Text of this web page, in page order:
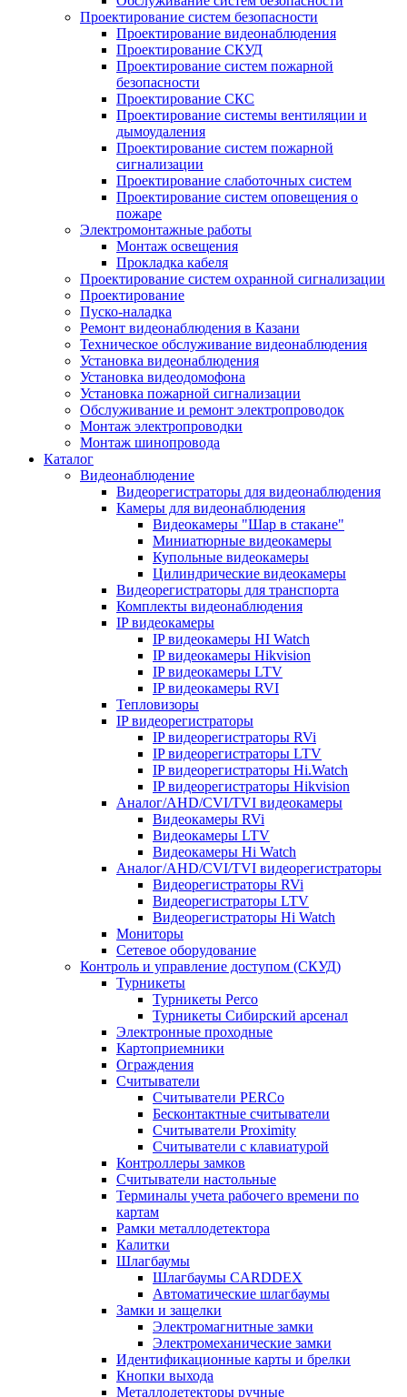
Проектирование систем безопасности
Проектирование видеонаблюдения
Проектирование СКУД
Проектирование систем пожарной
безопасности
Проектирование СКС
Проектирование системы вентиляции и
дымоудаления
Проектирование систем пожарной
сигнализации
Проектирование слаботочных систем
Проектирование систем оповещения о
пожаре
Электромонтажные работы
Монтаж освещения
Прокладка кабеля
Проектирование систем охранной сигнализации
Проектирование
Пуско-наладка
Ремонт видеонаблюдения в Казани
Техническое обслуживание видеонаблюдения
Установка видеонаблюдения
Установка видеодомофона
Установка пожарной сигнализации
Обслуживание и ремонт электропроводок
Монтаж электропроводки
Монтаж шинопровода
Каталог
Видеонаблюдение
Видеорегистраторы для видеонаблюдения
Камеры для видеонаблюдения
Видеокамеры "Шар в стакане"
Миниатюрные видеокамеры
Купольные видеокамеры
Цилиндрические видеокамеры
Видеорегистраторы для транспорта
Комплекты видеонаблюдения
IP видеокамеры
IP видеокамеры HI Watch
IP видеокамеры Hikvision
IP видеокамеры LTV
IP видеокамеры RVI
Тепловизоры
IP видеорегистраторы
IP видеорегистраторы RVi
IP видеорегистраторы LTV
IP видеорегистраторы Hi.Watch
IP видеорегистраторы Hikvision
Аналог/AHD/CVI/TVI видеокамеры
Видеокамеры RVi
Видеокамеры LTV
Видеокамеры Hi Watch
Аналог/AHD/CVI/TVI видеорегистраторы
Видеорегистраторы RVi
Видеорегистраторы LTV
Видеорегистраторы Hi Watch
Мониторы
Сетевое оборудование
Контроль и управление доступом (СКУД)
Турникеты
Турникеты Perco
Турникеты Сибирский арсенал
Электронные проходные
Картоприемники
Ограждения
Считыватели
Считыватели PERCo
Бесконтактные считыватели
Считыватели Proximity
Считыватели с клавиатурой
Контроллеры замков
Считыватели настольные
Терминалы учета рабочего времени по
картам
Рамки металлодетектора
Калитки
Шлагбаумы
Шлагбаумы CARDDEX
Автоматические шлагбаумы
Замки и защелки
Электромагнитные замки
Электромеханические замки
Идентификационные карты и брелки
Кнопки выхода
Металлодетекторы ручные